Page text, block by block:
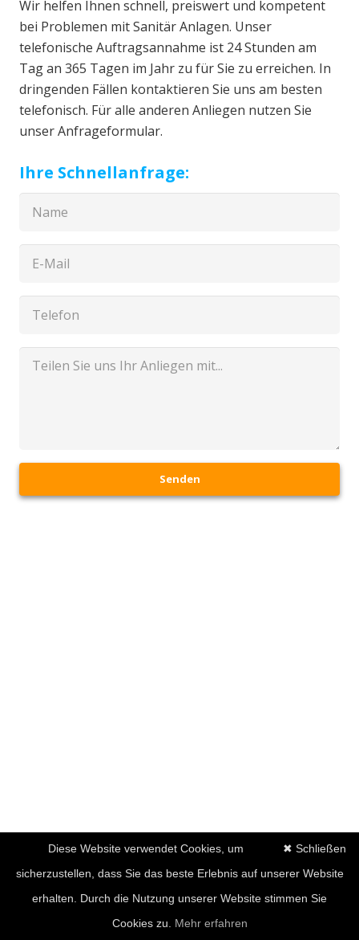
Wir helfen Ihnen schnell, preiswert und kompetent
bei Problemen mit Sanitär Anlagen. Unser
telefonische Auftragsannahme ist 24 Stunden am
Tag an 365 Tagen im Jahr zu für Sie zu erreichen. In
dringenden Fällen kontaktieren Sie uns am besten
telefonisch. Für alle anderen Anliegen nutzen Sie
unser Anfrageformular.
Ihre Schnellanfrage:
Senden
✖ Schließen
Diese Website verwendet Cookies, um
sicherzustellen, dass Sie das beste Erlebnis auf unserer Website
erhalten. Durch die Nutzung unserer Website stimmen Sie
Cookies zu. Mehr erfahren